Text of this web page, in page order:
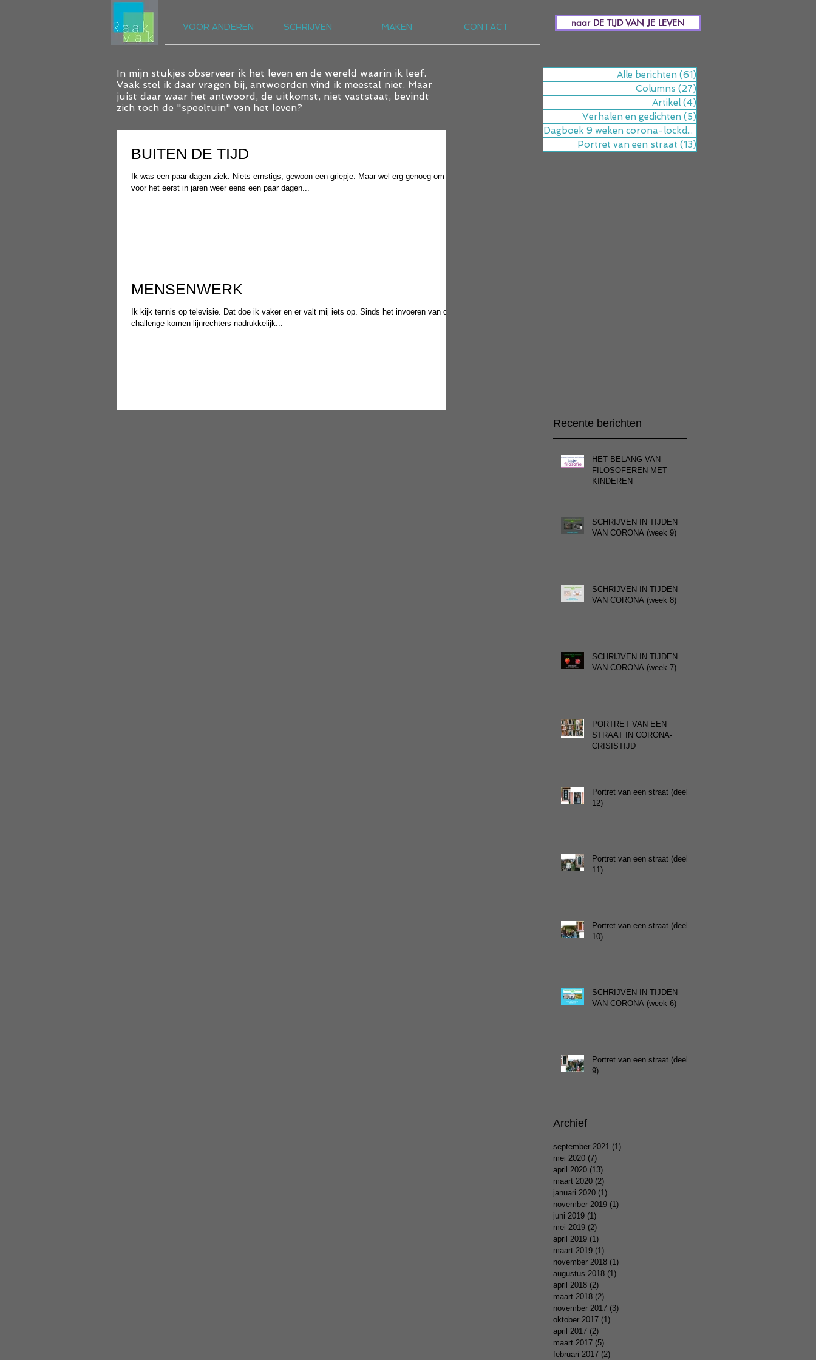
VOOR ANDEREN SCHRIJVEN MAKEN CONTACT naar DE TIJD VAN JE LEVEN
In mijn stukjes observeer ik het leven en de wereld waarin ik leef.
Vaak stel ik daar vragen bij, antwoorden vind ik meestal niet. Maar
juist daar waar het antwoord, de uitkomst, niet vaststaat, bevindt
zich toch de "speeltuin" van het leven?
BUITEN DE TIJD
Ik was een paar dagen ziek. Niets ernstigs, gewoon een griepje. Maar wel erg genoeg om
voor het eerst in jaren weer eens een paar dagen...
MENSENWERK
Ik kijk tennis op televisie. Dat doe ik vaker en er valt mij iets op. Sinds het invoeren van de
challenge komen lijnrechters nadrukkelijk...
Alle berichten (61)
Columns (27)
Artikel (4)
Verhalen en gedichten (5)
Dagboek 9 weken corona-lockdown
Portret van een straat (13)
Recente berichten
HET BELANG VAN
FILOSOFEREN MET
KINDEREN
SCHRIJVEN IN TIJDEN
VAN CORONA (week 9)
SCHRIJVEN IN TIJDEN
VAN CORONA (week 8)
SCHRIJVEN IN TIJDEN
VAN CORONA (week 7)
PORTRET VAN EEN
STRAAT IN CORONA-
CRISISTIJD
Portret van een straat (deel
12)
Portret van een straat (deel
11)
Portret van een straat (deel
10)
SCHRIJVEN IN TIJDEN
VAN CORONA (week 6)
Portret van een straat (deel
9)
Archief
september 2021 (1)
mei 2020 (7)
april 2020 (13)
maart 2020 (2)
januari 2020 (1)
november 2019 (1)
juni 2019 (1)
mei 2019 (2)
april 2019 (1)
maart 2019 (1)
november 2018 (1)
augustus 2018 (1)
april 2018 (2)
maart 2018 (2)
november 2017 (3)
oktober 2017 (1)
april 2017 (2)
maart 2017 (5)
februari 2017 (2)